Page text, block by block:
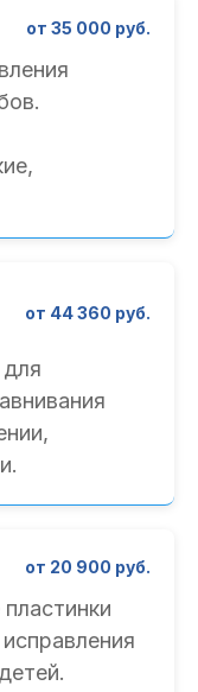
от 35 000 руб.
от 44 360 руб.
от 20 900 руб.